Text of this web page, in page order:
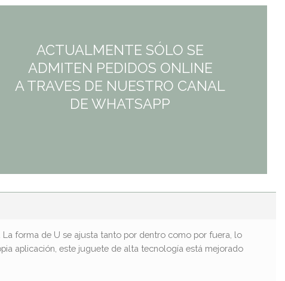
ACTUALMENTE SÓLO SE
ADMITEN PEDIDOS ONLINE
A TRAVES DE NUESTRO CANAL
DE WHATSAPP
forma de U se ajusta tanto por dentro como por fuera, lo
aplicación, este juguete de alta tecnología está mejorado